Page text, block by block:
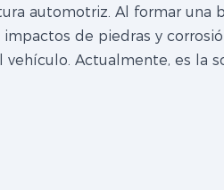
automotriz. Al formar una
de piedras y
Actualmente, es la